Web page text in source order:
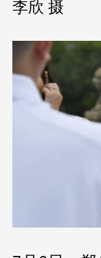
李欣 摄